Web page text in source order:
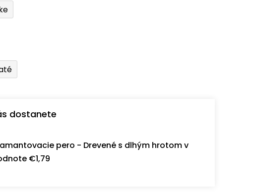
dostanete
pero - Drevené s dlhým hrotom v
€1,79